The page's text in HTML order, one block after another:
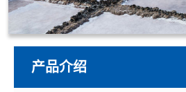
产品介绍